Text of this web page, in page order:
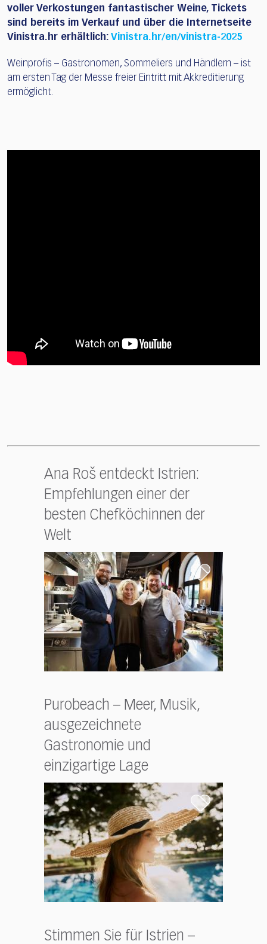
voller Verkostungen fantastischer Weine, Tickets
sind bereits im Verkauf und über die Internetseite
Vinistra.hr erhältlich: Vinistra.hr/en/vinistra-2025
Weinprofis – Gastronomen, Sommeliers und Händlern – ist
am ersten Tag der Messe freier Eintritt mit Akkreditierung
ermöglicht.
Ana Roš entdeckt Istrien:
Empfehlungen einer der
besten Chefköchinnen der
Welt
Purobeach – Meer, Musik,
ausgezeichnete
Gastronomie und
einzigartige Lage
Stimmen Sie für Istrien –